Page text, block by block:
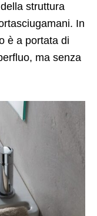
struttura
In
è a portata di
ma senza